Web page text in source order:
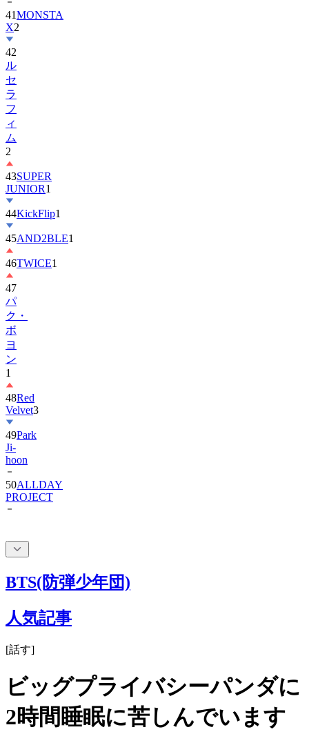
X
42
ル
セ
ラ
フ
ィ
ム
2
43
JUNIOR
44KickFlip
45AND2BLE
46TWICE1
47
パ
ク・
ボ
ヨ
ン
1
48
Velvet
49Park
Ji-
hoon
50ALLDAY
PROJECT
BTS(防弾少年団)
人気記事
[話す]
ビッグプライバシーパンダに
2時間睡眠に苦しんでいます